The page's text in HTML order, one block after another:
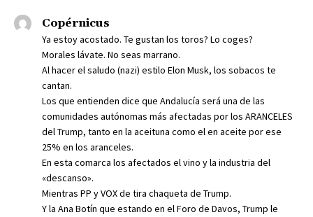
Copérnicus
Ya estoy acostado. Te gustan los toros? Lo coges?
Morales lávate. No seas marrano.
Al hacer el saludo (nazi) estilo Elon Musk, los sobacos te
cantan.
Los que entienden dice que Andalucía será una de las
comunidades autónomas más afectadas por los ARANCELES
del Trump, tanto en la aceituna como el en aceite por ese
25% en los aranceles.
En esta comarca los afectados el vino y la industria del
«descanso».
Mientras PP y VOX de tira chaqueta de Trump.
Y la Ana Botín que estando en el Foro de Davos, Trump le